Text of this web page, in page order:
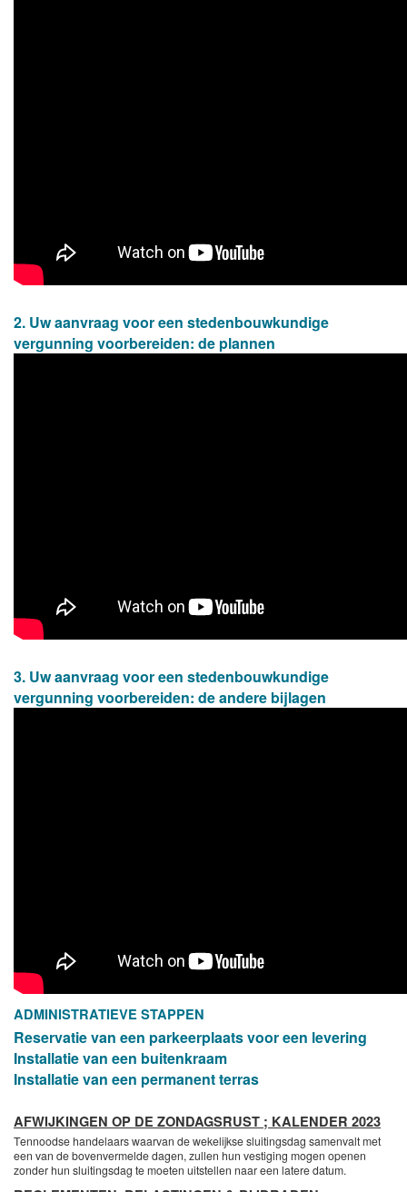
2. Uw aanvraag voor een stedenbouwkundige
vergunning voorbereiden: de plannen
3. Uw aanvraag voor een stedenbouwkundige
vergunning voorbereiden: de andere bijlagen
ADMINISTRATIEVE STAPPEN
Reservatie van een parkeerplaats voor een levering
Installatie van een buitenkraam
Installatie van een permanent terras
AFWIJKINGEN OP DE ZONDAGSRUST ; KALENDER 2023
Tennoodse handelaars waarvan de wekelijkse sluitingsdag samenvalt met
een van de bovenvermelde dagen, zullen hun vestiging mogen openen
zonder hun sluitingsdag te moeten uitstellen naar een latere datum.